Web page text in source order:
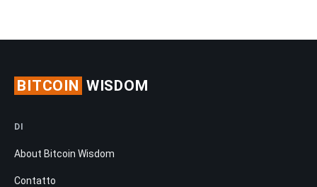
BITCOIN WISDOM
DI
About Bitcoin Wisdom
Contatto